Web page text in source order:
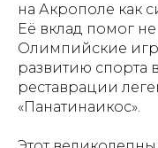
на Акрополе как
Её вклад помог
Олимпийские
развитию спорта
реставрации
«Панатинаикос».